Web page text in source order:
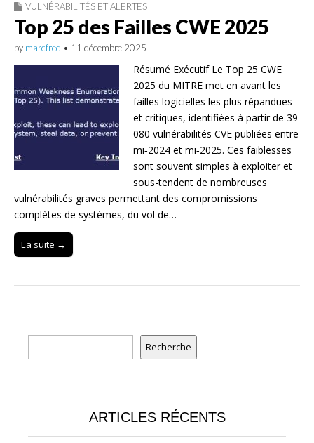
VULNÉRABILITÉS ET ALERTES
Top 25 des Failles CWE 2025
by marcfred • 11 décembre 2025
Résumé Exécutif Le Top 25 CWE
2025 du MITRE met en avant les
failles logicielles les plus répandues
et critiques, identifiées à partir de 39
080 vulnérabilités CVE publiées entre
mi‑2024 et mi‑2025. Ces faiblesses
sont souvent simples à exploiter et
sous-tendent de nombreuses
vulnérabilités graves permettant des compromissions
complètes de systèmes, du vol de…
La suite →
Recherche
ARTICLES RÉCENTS